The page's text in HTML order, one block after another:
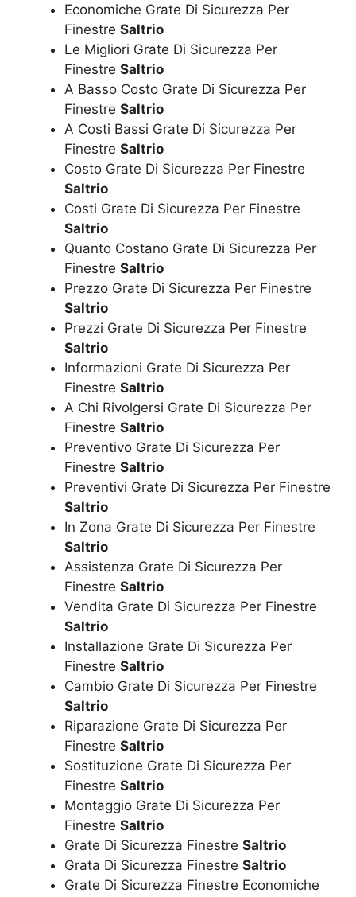
Economiche Grate Di Sicurezza Per
Finestre Saltrio
Le Migliori Grate Di Sicurezza Per
Finestre Saltrio
A Basso Costo Grate Di Sicurezza Per
Finestre Saltrio
A Costi Bassi Grate Di Sicurezza Per
Finestre Saltrio
Costo Grate Di Sicurezza Per Finestre
Saltrio
Costi Grate Di Sicurezza Per Finestre
Saltrio
Quanto Costano Grate Di Sicurezza Per
Finestre Saltrio
Prezzo Grate Di Sicurezza Per Finestre
Saltrio
Prezzi Grate Di Sicurezza Per Finestre
Saltrio
Informazioni Grate Di Sicurezza Per
Finestre Saltrio
A Chi Rivolgersi Grate Di Sicurezza Per
Finestre Saltrio
Preventivo Grate Di Sicurezza Per
Finestre Saltrio
Preventivi Grate Di Sicurezza Per Finestre
Saltrio
In Zona Grate Di Sicurezza Per Finestre
Saltrio
Assistenza Grate Di Sicurezza Per
Finestre Saltrio
Vendita Grate Di Sicurezza Per Finestre
Saltrio
Installazione Grate Di Sicurezza Per
Finestre Saltrio
Cambio Grate Di Sicurezza Per Finestre
Saltrio
Riparazione Grate Di Sicurezza Per
Finestre Saltrio
Sostituzione Grate Di Sicurezza Per
Finestre Saltrio
Montaggio Grate Di Sicurezza Per
Finestre Saltrio
Grate Di Sicurezza Finestre Saltrio
Grata Di Sicurezza Finestre Saltrio
Grate Di Sicurezza Finestre Economiche